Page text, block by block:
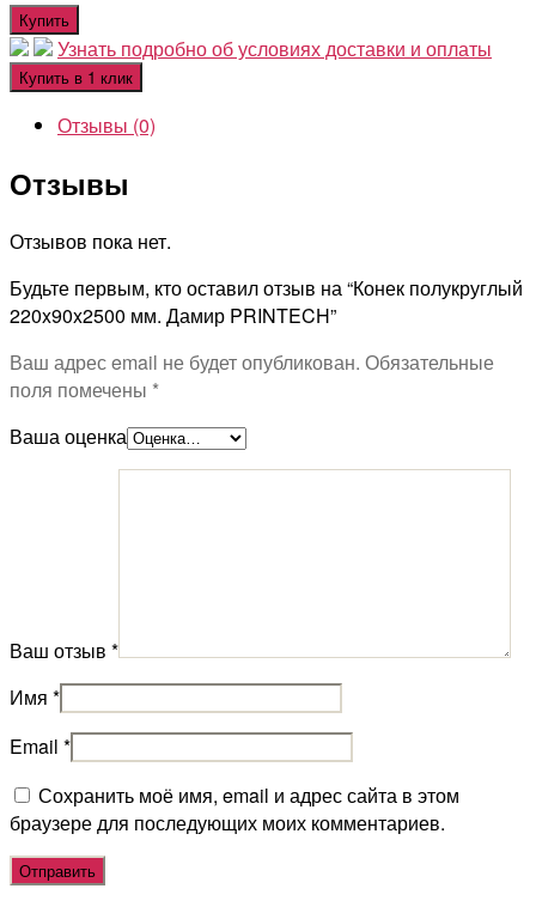
Купить
Узнать подробно об условиях доставки и оплаты
Купить в 1 клик
Отзывы (0)
Отзывы
Отзывов пока нет.
Будьте первым, кто оставил отзыв на “Конек полукруглый
220x90x2500 мм. Дамир PRINTECH”
Ваш адрес email не будет опубликован. Обязательные
поля помечены *
Ваша оценка
Ваш отзыв *
Имя *
Email *
Сохранить моё имя, email и адрес сайта в этом
браузере для последующих моих комментариев.